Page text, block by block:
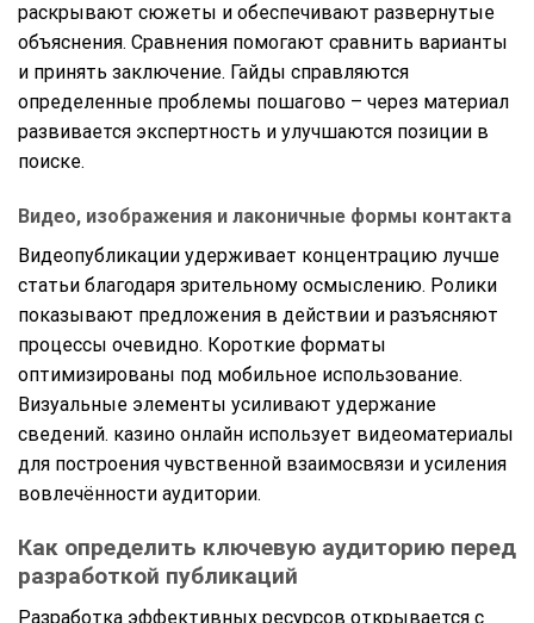
раскрывают сюжеты и обеспечивают развернутые
объяснения. Сравнения помогают сравнить варианты
и принять заключение. Гайды справляются
определенные проблемы пошагово – через материал
развивается экспертность и улучшаются позиции в
поиске.
Видео, изображения и лаконичные формы контакта
Видеопубликации удерживает концентрацию лучше
статьи благодаря зрительному осмыслению. Ролики
показывают предложения в действии и разъясняют
процессы очевидно. Короткие форматы
оптимизированы под мобильное использование.
Визуальные элементы усиливают удержание
сведений. казино онлайн использует видеоматериалы
для построения чувственной взаимосвязи и усиления
вовлечённости аудитории.
Как определить ключевую аудиторию перед
разработкой публикаций
Разработка эффективных ресурсов открывается с